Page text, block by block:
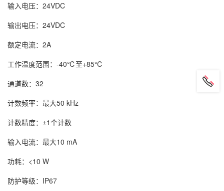
输入电压：24VDC
输出电压：24VDC
额定电流：2A
工作温度范围：-40℃至+85℃
通道数：32
计数频率：最大50 kHz
计数精度：±1个计数
输入电流：最大10 mA
功耗：<10 W
防护等级：IP67